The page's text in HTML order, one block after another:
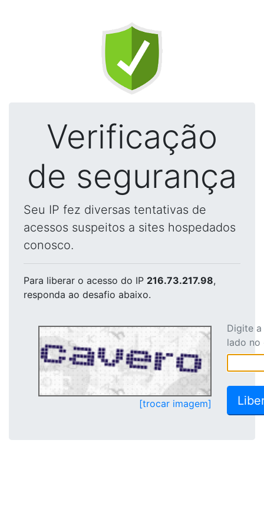
Verificação
de segurança
Seu IP fez diversas tentativas de
acessos suspeitos a sites hospedados
conosco.
Para liberar o acesso do IP 216.73.217.98,
responda ao desafio abaixo.
[trocar imagem]
Digite
lado no